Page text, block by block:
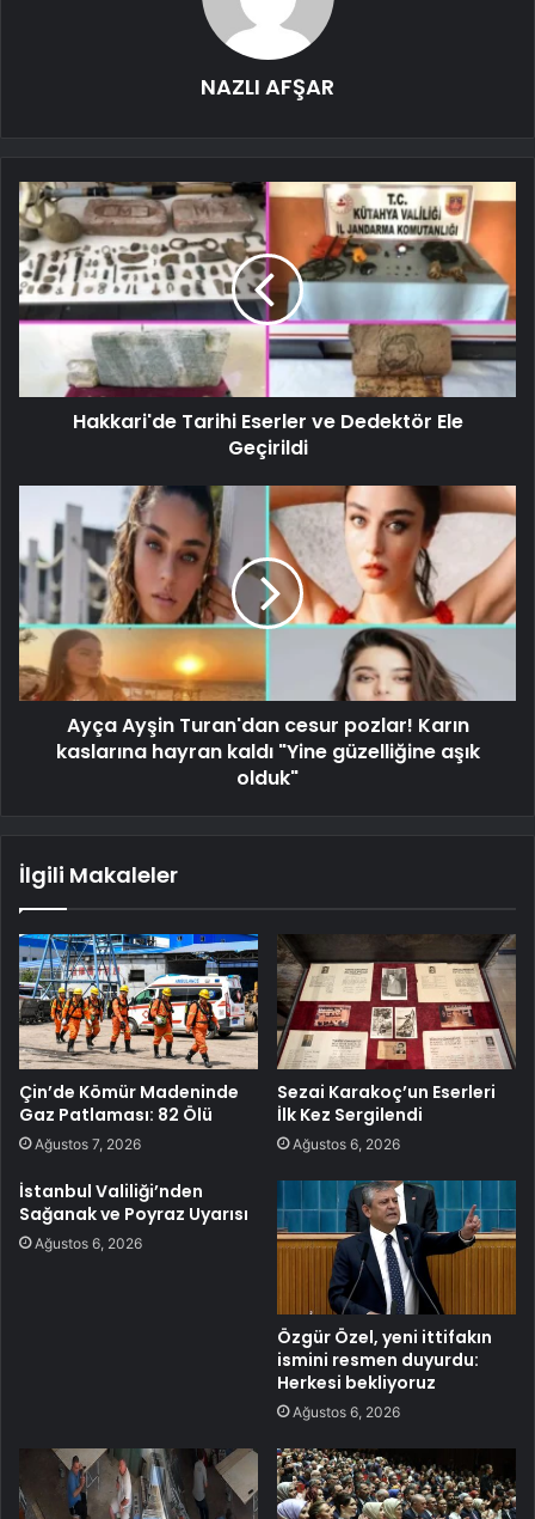
NAZLI AFŞAR
Hakkari'de Tarihi Eserler ve Dedektör Ele
Geçirildi
Ayça Ayşin Turan'dan cesur pozlar! Karın
kaslarına hayran kaldı "Yine güzelliğine aşık
olduk"
İlgili Makaleler
Çin’de Kömür Madeninde
Gaz Patlaması: 82 Ölü
Ağustos 7, 2026
Sezai Karakoç’un Eserleri
İlk Kez Sergilendi
Ağustos 6, 2026
İstanbul Valiliği’nden
Sağanak ve Poyraz Uyarısı
Ağustos 6, 2026
Özgür Özel, yeni ittifakın
ismini resmen duyurdu:
Herkesi bekliyoruz
Ağustos 6, 2026